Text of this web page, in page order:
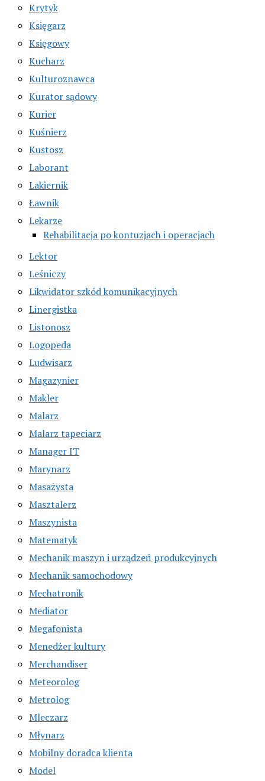
Krytyk
Księgarz
Księgowy
Kucharz
Kulturoznawca
Kurator sądowy
Kurier
Kuśnierz
Kustosz
Laborant
Lakiernik
Ławnik
Lekarze
Rehabilitacja po kontuzjach i operacjach
Lektor
Leśniczy
Likwidator szkód komunikacyjnych
Linergistka
Listonosz
Logopeda
Ludwisarz
Magazynier
Makler
Malarz
Malarz tapeciarz
Manager IT
Marynarz
Masażysta
Masztalerz
Maszynista
Matematyk
Mechanik maszyn i urządzeń produkcyjnych
Mechanik samochodowy
Mechatronik
Mediator
Megafonista
Menedżer kultury
Merchandiser
Meteorolog
Metrolog
Mleczarz
Młynarz
Mobilny doradca klienta
Model